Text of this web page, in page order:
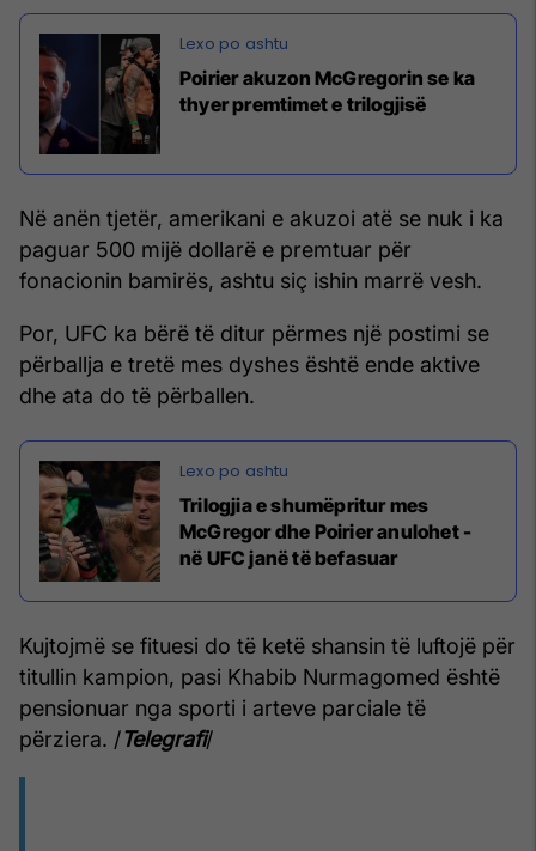
Poirier akuzon McGregorin se ka
thyer premtimet e trilogjisë
Në anën tjetër, amerikani e akuzoi atë se nuk i ka
paguar 500 mijë dollarë e premtuar për
fonacionin bamirës, ashtu siç ishin marrë vesh.
Por, UFC ka bërë të ditur përmes një postimi se
përballja e tretë mes dyshes është ende aktive
dhe ata do të përballen.
Trilogjia e shumëpritur mes
McGregor dhe Poirier anulohet -
në UFC janë të befasuar
Kujtojmë se fituesi do të ketë shansin të luftojë për
titullin kampion, pasi Khabib Nurmagomed është
pensionuar nga sporti i arteve parciale të
përziera. /Telegrafi/